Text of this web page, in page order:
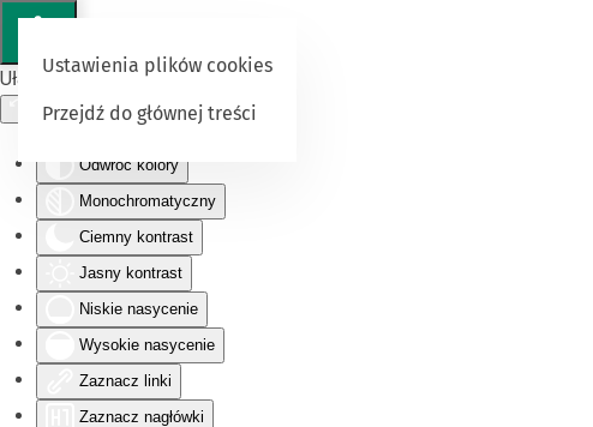
Ułatwienia dostępu
Odwróć kolory
Monochromatyczny
Ciemny kontrast
Jasny kontrast
Niskie nasycenie
Wysokie nasycenie
Zaznacz linki
Zaznacz nagłówki
Ustawienia plików cookies
Przejdź do głównej treści